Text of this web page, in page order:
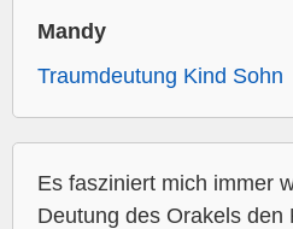
Mandy
Traumdeutung Kind Sohn
Es fasziniert mich immer
Deutung des Orakels den